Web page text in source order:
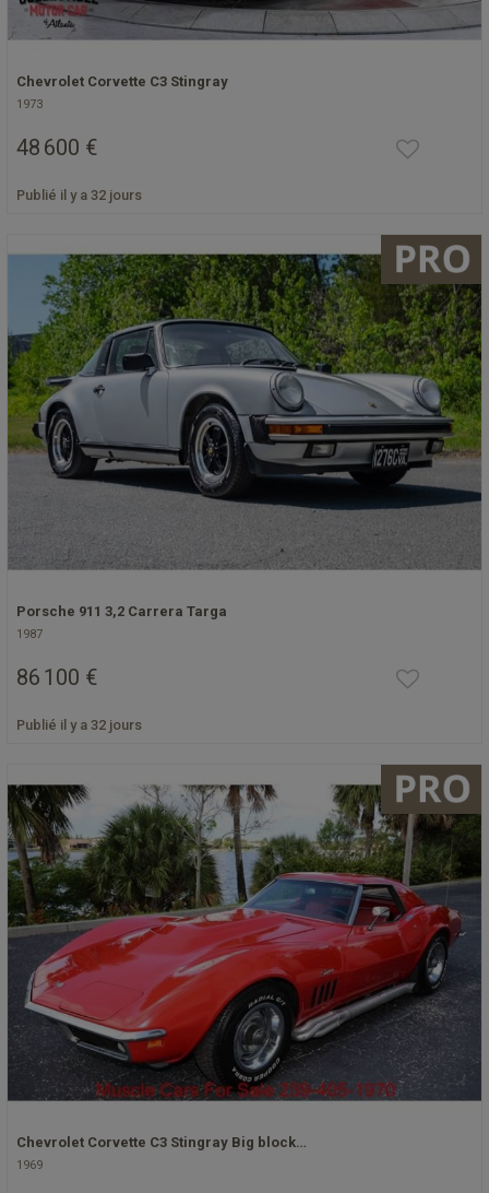
Chevrolet Corvette C3 Stingray
1973
48 600 €
Publié il y a 32 jours
Porsche 911 3,2 Carrera Targa
1987
86 100 €
Publié il y a 32 jours
Chevrolet Corvette C3 Stingray Big block…
1969